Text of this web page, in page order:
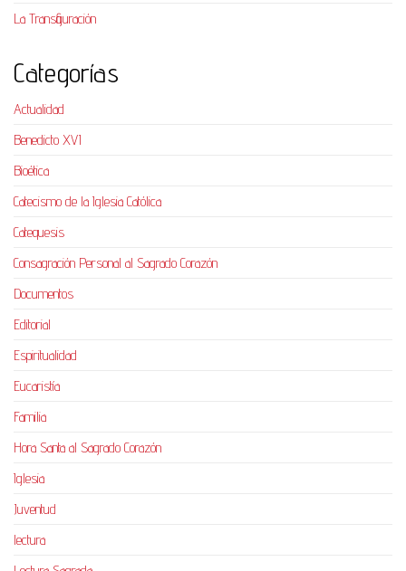
La Transfiguración
Categorías
Actualidad
Benedicto XVI
Bioética
Catecismo de la Iglesia Católica
Catequesis
Consagración Personal al Sagrado Corazón
Documentos
Editorial
Espiritualidad
Eucaristía
Familia
Hora Santa al Sagrado Corazón
Iglesia
Juventud
lectura